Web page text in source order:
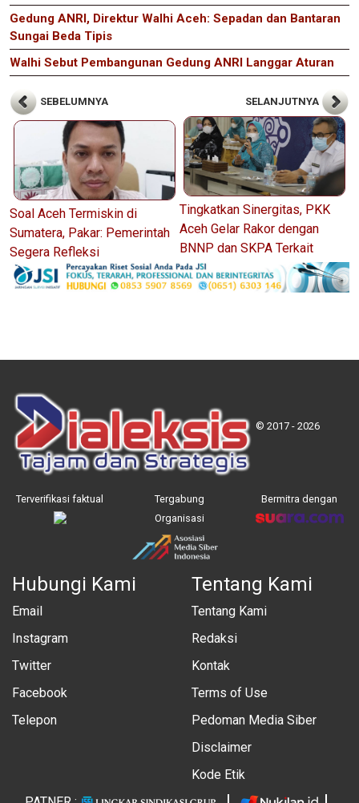
Gedung ANRI, Direktur Walhi Aceh: Sepadan dan Bantaran
Sungai Beda Tipis
Walhi Sebut Pembangunan Gedung ANRI Langgar Aturan
SEBELUMNYA
Soal Aceh Termiskin di
Sumatera, Pakar: Pemerintah
Segera Refleksi
SELANJUTNYA
Tingkatkan Sinergitas, PKK
Aceh Gelar Rakor dengan
BNNP dan SKPA Terkait
© 2017 - 2026
Terverifikasi faktual
Tergabung
Organisasi
Bermitra dengan
Hubungi Kami
Email
Instagram
Twitter
Facebook
Telepon
Tentang Kami
Tentang Kami
Redaksi
Kontak
Terms of Use
Pedoman Media Siber
Disclaimer
Kode Etik